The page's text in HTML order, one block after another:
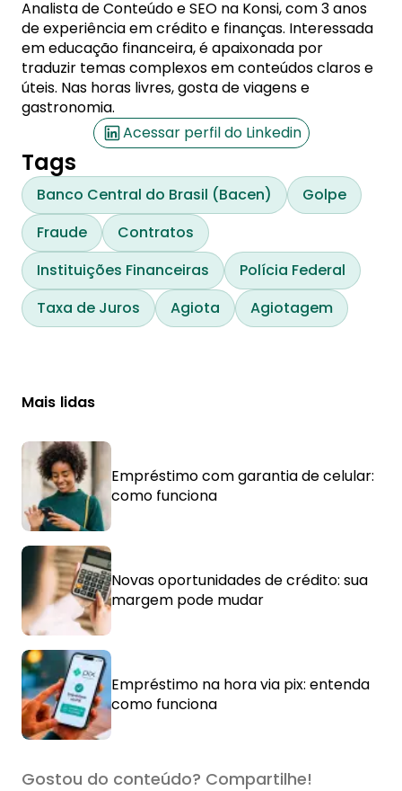
Analista de Conteúdo e SEO na Konsi, com 3 anos
de experiência em crédito e finanças. Interessada
em educação financeira, é apaixonada por
traduzir temas complexos em conteúdos claros e
úteis. Nas horas livres, gosta de viagens e
gastronomia.
Acessar perfil do Linkedin
Tags
Banco Central do Brasil (Bacen)
Golpe
Fraude
Contratos
Instituições Financeiras
Polícia Federal
Taxa de Juros
Agiota Agiotagem
Mais lidas
Empréstimo com garantia de celular:
como funciona
Novas oportunidades de crédito: sua
margem pode mudar
Empréstimo na hora via pix: entenda
como funciona
Gostou do conteúdo? Compartilhe!